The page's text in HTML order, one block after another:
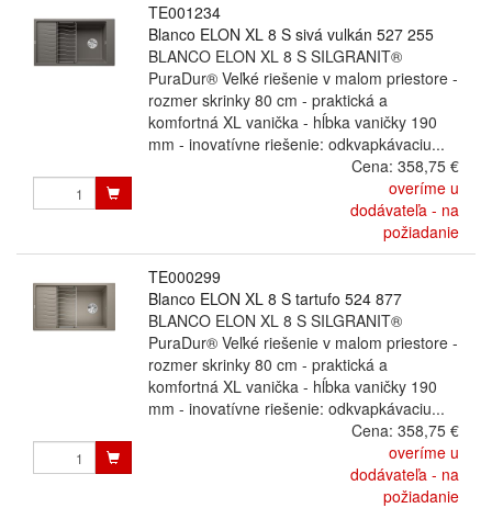
TE001234
Blanco ELON XL 8 S sivá vulkán 527 255
BLANCO ELON XL 8 S SILGRANIT®
PuraDur® Veľké riešenie v malom priestore -
rozmer skrinky 80 cm - praktická a
komfortná XL vanička - hĺbka vaničky 190
mm - inovatívne riešenie: odkvapkávaciu...
Cena: 358,75 €
overíme u
dodávateľa - na
požiadanie
TE000299
Blanco ELON XL 8 S tartufo 524 877
BLANCO ELON XL 8 S SILGRANIT®
PuraDur® Veľké riešenie v malom priestore -
rozmer skrinky 80 cm - praktická a
komfortná XL vanička - hĺbka vaničky 190
mm - inovatívne riešenie: odkvapkávaciu...
Cena: 358,75 €
overíme u
dodávateľa - na
požiadanie